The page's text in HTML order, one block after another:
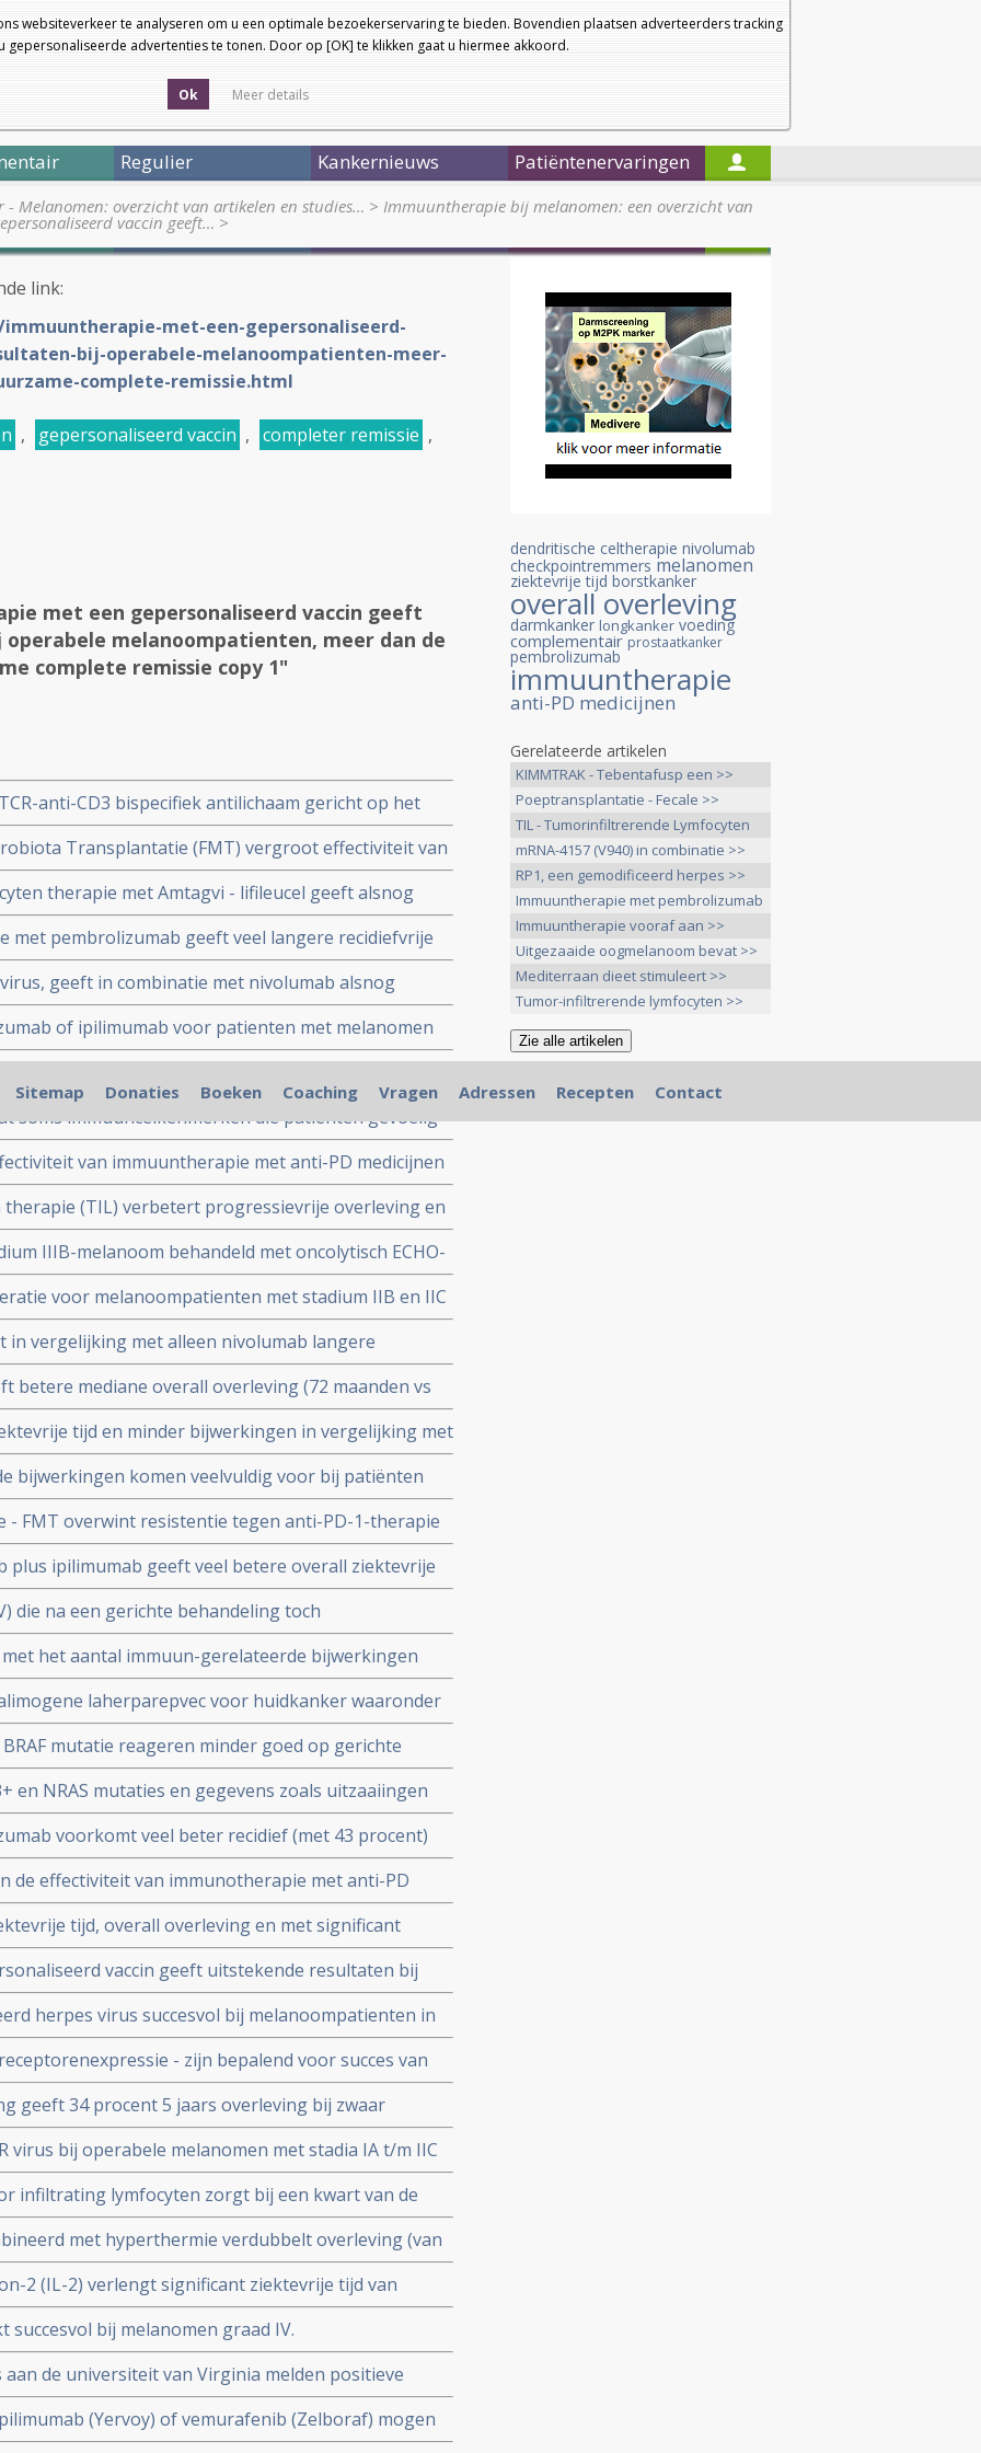
websiteverkeer te analyseren om u een optimale bezoekerservaring te bieden. Bovendien plaatsen adverteerders tracking
gepersonaliseerde advertenties te tonen. Door op [OK] te klikken gaat u hiermee akkoord.
Ok Meer details
a
a
Nieuwsbrief
Startpagina
Regulier Kankernieuws Patiëntenervaringen
- Melanomen: overzicht van artikelen en studies… > Immuuntherapie bij melanomen: een overzicht van
vaccin geeft… >
link:
met-een-gepersonaliseerd-
bij-operabele-melanoompatienten-meer-
complete-remissie.html
, gepersonaliseerd vaccin , completer remissie ,
met een gepersonaliseerd vaccin geeft
melanoompatienten, meer dan de
complete remissie copy 1"
anti-CD3 bispecifiek antilichaam gericht op het
goede 5-jaars overleving bij patienten met
Transplantatie (FMT) vergroot effectiviteit van
longkanker en melanomen copy 1
therapie met Amtagvi - lifileucel geeft alsnog
met gevorderde zwaar voorbehandelde
met anti-PD medicijnen faalde
met pembrolizumab geeft veel langere recidiefvrije
op afstand bij patiënten met hoogrisico stadium
met alleen pembrolizumab
geeft in combinatie met nivolumab alsnog
met uitgezaaide melanoom waar eerder anti-PD
of ipilimumab voor patienten met melanomen
overall overleving van 45 procent op 10 jaars
Keynote 006 studie
geeft sterk verbeterde resultaten op overall
patienten met een melanoom
soms immuuncelkenmerken die patienten gevoelig
tumor-infiltrerende lymfocyten - TIL)
van immuuntherapie met anti-PD medicijnen
met een melanoom in een gevorderd stadium
(TIL) verbetert progressievrije overleving en
met gevorderd melanoom (Stadium IIIc - IV) in
met ipilimumab.
IIIB-melanoom behandeld met oncolytisch ECHO-
remissie en is nu al 10 jaar klinisch kankervrij na
voor melanoompatienten met stadium IIB en IIC
en recidief met 35 procent in vergelijking met een
in vergelijking met alleen nivolumab langere
melanoom
betere mediane overall overleving (72 maanden vs
of alleen ipilimumab bij patienten met inoperabele
tijd en minder bijwerkingen in vergelijking met
bij patiënten met een geopereerd
een recidief
bijwerkingen komen veelvuldig voor bij patiënten
worden behandeld met immuuntherapie met anti-PD
- FMT overwint resistentie tegen anti-PD-1-therapie
voor aanslaan van immuuntherapie met anti-
plus ipilimumab geeft veel betere overall ziektevrije
in vergelijking met alleen nivolumab of placebo bij
IV melanoom zonder bewijs van ziekte na operatie
die na een gerichte behandeling toch
bij daarna immuuntherapie met anti-PD-1
als bij eerstelijns met anti-PD-1 medicijnen.
het aantal immuun-gerelateerde bijwerkingen
bij melanoompatiënten met een hoog risico in
met pembrolizumab.
laherparepvec voor huidkanker waaronder
toegepast in studieverband. Bv. In UMCG
mutatie reageren minder goed op gerichte
maar V600K BRAF geeft betere resultaten op
copy 1
en NRAS mutaties en gegevens zoals uitzaaiingen
effectiviteit van immuuntherapie met anti PD
voorkomt veel beter recidief (met 43 procent)
III in vergelijking met placebo ook zonder PD-1
de effectiviteit van immunotherapie met anti-PD
van melanomen copy 1
tijd, overall overleving en met significant
bij inoperabele gevorderde melanomen.
vaccin geeft uitstekende resultaten bij
dan de helft bereikte een duurzame complete
herpes virus succesvol bij melanoompatienten in
- zijn bepalend voor succes van
lijkt algemene dendritische celtherapie als
geeft 34 procent 5 jaars overleving bij zwaar
virus bij operabele melanomen met stadia IA t/m IIC
op 3 tot 5 jaar in vergelijking met standaard
infiltrating lymfocyten zorgt bij een kwart van de
tijd bij patienten met uitgezaaide melanomen
met hyperthermie verdubbelt overleving (van
met vergevorderde melanomen.
2 (IL-2) verlengt significant ziektevrije tijd van
met alleen interleukon 2.
bij melanomen graad IV.
de universiteit van Virginia melden positieve
deelnemers) gerandomiseerde phase II studie
multi-peptides
(Yervoy) of vemurafenib (Zelboraf) mogen
dendritische celtherapie nivolumab
checkpointremmers melanomen
ziektevrije tijd borstkanker
overall overleving
darmkanker longkanker voeding
complementair prostaatkanker
pembrolizumab
immuuntherapie
anti-PD medicijnen
Gerelateerde artikelen
KIMMTRAK - Tebentafusp een >>
Poeptransplantatie - Fecale >>
TIL - Tumorinfiltrerende Lymfocyten
>>
mRNA-4157 (V940) in combinatie >>
RP1, een gemodificeerd herpes >>
Immuuntherapie met pembrolizumab
>>
Immuuntherapie vooraf aan >>
Uitgezaaide oogmelanoom bevat >>
Mediterraan dieet stimuleert >>
Tumor-infiltrerende lymfocyten >>
Sitemap Donaties Boeken Coaching Vragen Adressen Recepten Contact